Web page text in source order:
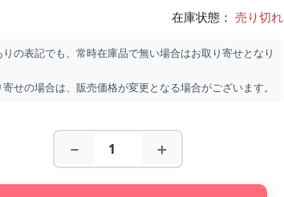
在庫状態：売り切れ
りの表記でも、常時在庫品で無い場合はお取り寄せとなり
寄せの場合は、販売価格が変更となる場合がございます。
－ ＋